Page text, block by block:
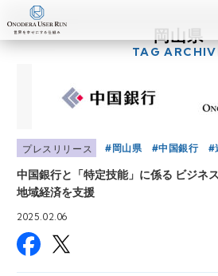
岡山県
TAG
プレスリリース 岡山県 中国銀行
中国銀行と「特定技能」に係る ビジネ
地域経済を支援
2025.02.06